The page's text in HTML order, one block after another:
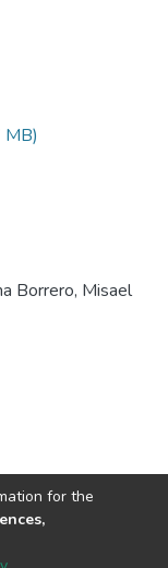
Borrero, Misael
for the